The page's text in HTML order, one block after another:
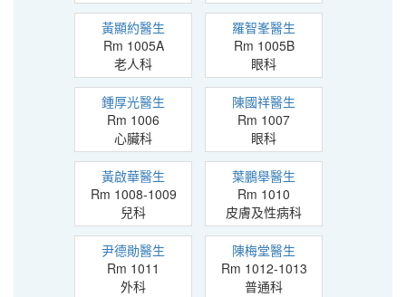
黃顯約醫生
Rm 1005A
老人科
羅智峯醫生
Rm 1005B
眼科
鍾厚光醫生
Rm 1006
心臟科
陳國祥醫生
Rm 1007
眼科
黃啟華醫生
Rm 1008-1009
兒科
葉鵬舉醫生
Rm 1010
皮膚及性病科
尹德勛醫生
Rm 1011
外科
陳梅堂醫生
Rm 1012-1013
普通科